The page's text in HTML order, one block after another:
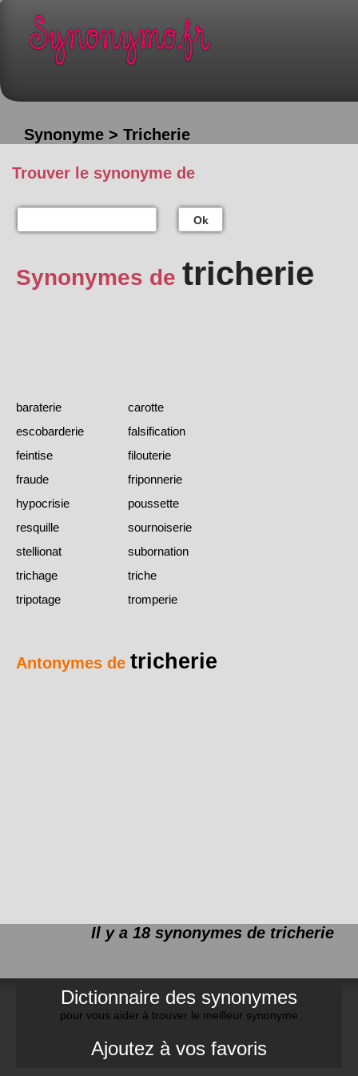
Synonyme > Tricherie
Trouver le synonyme de
Ok
Synonymes de tricherie
baraterie
carotte
escobarderie
falsification
feintise
filouterie
fraude
friponnerie
hypocrisie
poussette
resquille
sournoiserie
stellionat
subornation
trichage
triche
tripotage
tromperie
Antonymes de tricherie
Il y a 18 synonymes de tricherie
Dictionnaire des synonymes
pour vous aider à trouver le meilleur synonyme
Ajoutez à vos favoris